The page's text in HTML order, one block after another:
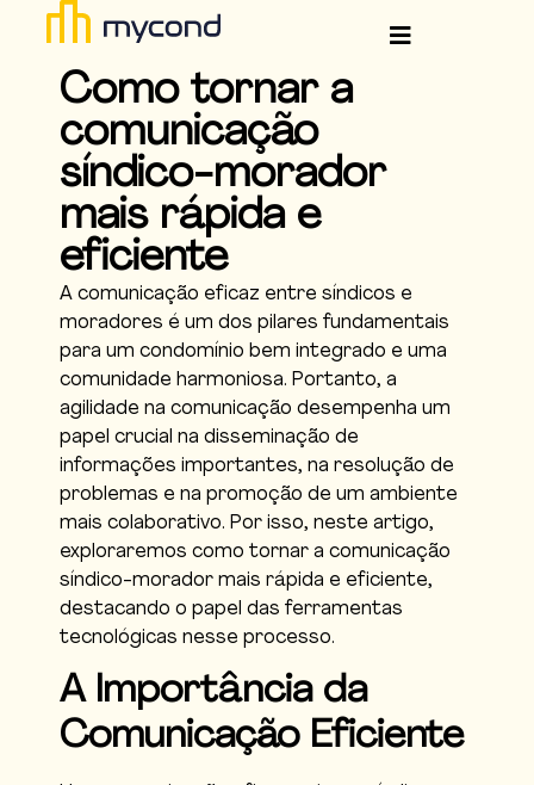
Como tornar a
comunicação
síndico-morador
mais rápida e
eficiente
A comunicação eficaz entre síndicos e
moradores é um dos pilares fundamentais
para um condomínio bem integrado e uma
comunidade harmoniosa. Portanto, a
agilidade na comunicação desempenha um
papel crucial na disseminação de
informações importantes, na resolução de
problemas e na promoção de um ambiente
mais colaborativo. Por isso, neste artigo,
exploraremos como tornar a comunicação
síndico-morador mais rápida e eficiente,
destacando o papel das ferramentas
tecnológicas nesse processo.
A Importância da
Comunicação Eficiente